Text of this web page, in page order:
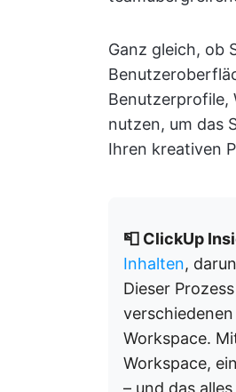
Ganz gleich, ob
Benutzerprofile,
nutzen, um das
Ihren kreativen
📮 ClickUp
Inhalten,
Dieser
Workspace.
Workspace,
– und das